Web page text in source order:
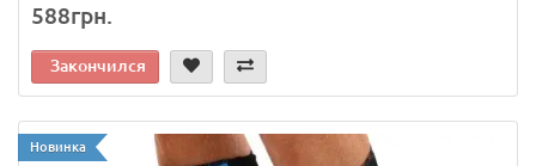
588грн.
Закончился
Новинка